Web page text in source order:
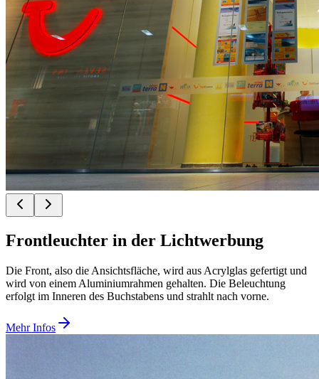
Frontleuchter in der Lichtwerbung
Die Front, also die Ansichtsfläche, wird aus Acrylglas gefertigt und
wird von einem Aluminiumrahmen gehalten. Die Beleuchtung
erfolgt im Inneren des Buchstabens und strahlt nach vorne.
Mehr Infos